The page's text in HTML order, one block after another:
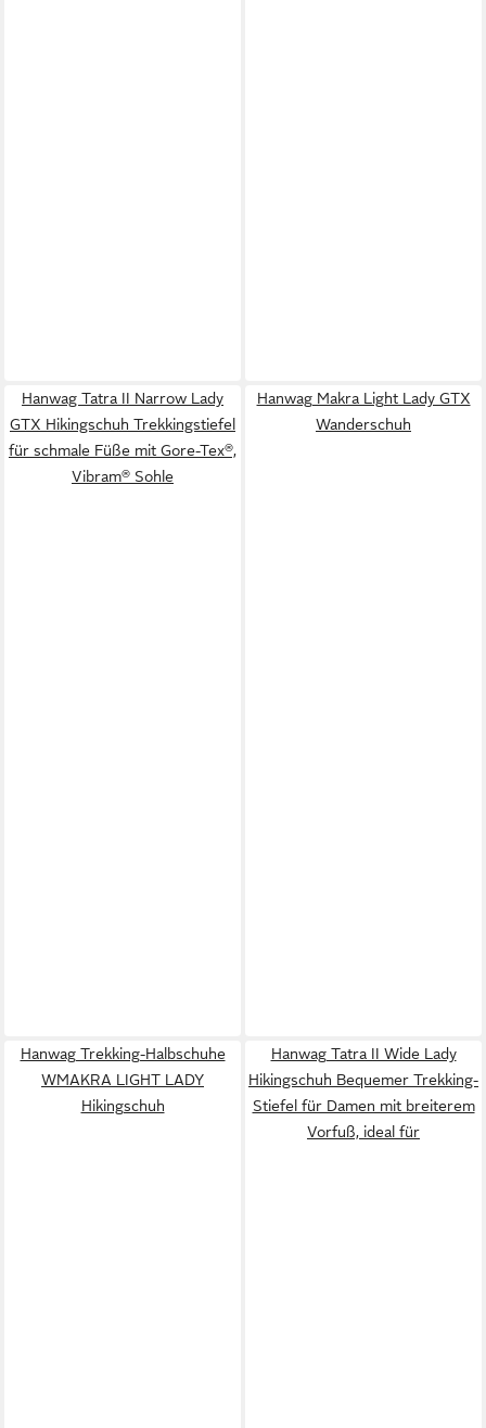
Hanwag Tatra II Narrow Lady
GTX Hikingschuh Trekkingstiefel
für schmale Füße mit Gore-Tex®,
Vibram® Sohle
Hanwag Makra Light Lady GTX
Wanderschuh
Hanwag Trekking-Halbschuhe
WMAKRA LIGHT LADY
Hikingschuh
Hanwag Tatra II Wide Lady
Hikingschuh Bequemer Trekking-
Stiefel für Damen mit breiterem
Vorfuß, ideal für